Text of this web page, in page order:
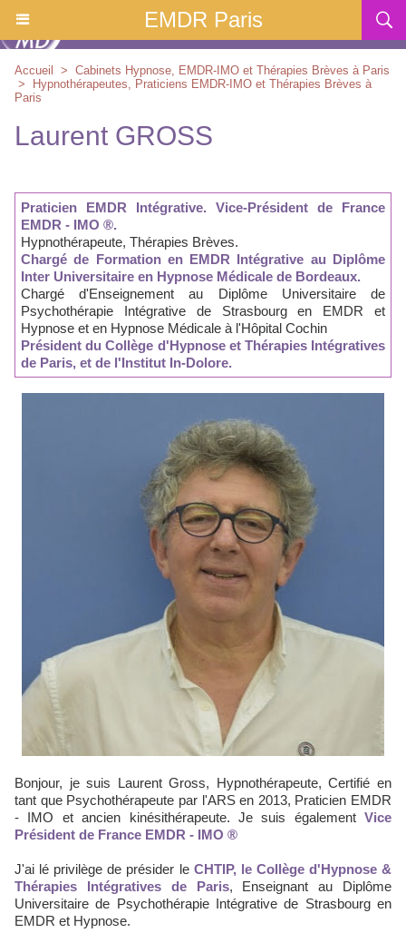
EMDR Paris
Accueil > Cabinets Hypnose, EMDR-IMO et Thérapies Brèves à Paris
>
Hypnothérapeutes, Praticiens EMDR-IMO et Thérapies Brèves à
Paris
Laurent GROSS
Praticien EMDR Intégrative. Vice-Président de France
EMDR - IMO ®.
Hypnothérapeute, Thérapies Brèves.
Chargé de Formation en EMDR Intégrative au Diplôme
Inter Universitaire en Hypnose Médicale de Bordeaux.
Chargé d'Enseignement au Diplôme Universitaire de
Psychothérapie Intégrative de Strasbourg en EMDR et
Hypnose et en Hypnose Médicale à l'Hôpital Cochin
Président du Collège d'Hypnose et Thérapies Intégratives
de Paris, et de l'Institut In-Dolore.
Bonjour, je suis Laurent Gross, Hypnothérapeute, Certifié en
tant que Psychothérapeute par l'ARS en 2013, Praticien EMDR
- IMO et ancien kinésithérapeute. Je suis également Vice
Président de France EMDR - IMO ®
J'ai lé privilège de présider le CHTIP, le Collège d'Hypnose &
Thérapies Intégratives de Paris, Enseignant au Diplôme
Universitaire de Psychothérapie Intégrative de Strasbourg en
EMDR et Hypnose.